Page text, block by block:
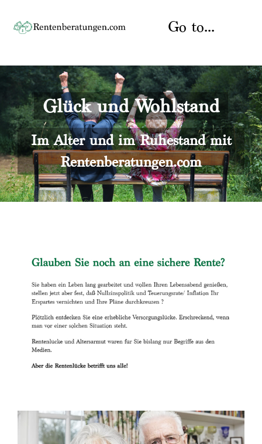
content
Go to...
Startseite
Rente
Rentenberater
Rentenversicherung
Versicherungsberatung
Über uns
Kontakt
Glück und Wohlstand
Im Alter und im Ruhestand mit
Rentenberatungen.com